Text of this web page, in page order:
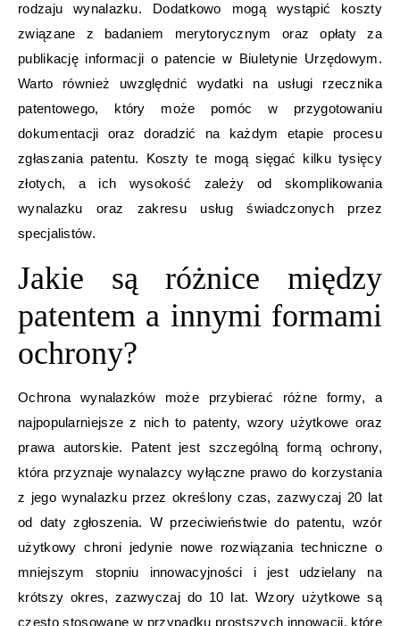
rodzaju wynalazku. Dodatkowo mogą wystąpić koszty
związane z badaniem merytorycznym oraz opłaty za
publikację informacji o patencie w Biuletynie Urzędowym.
Warto również uwzględnić wydatki na usługi rzecznika
patentowego, który może pomóc w przygotowaniu
dokumentacji oraz doradzić na każdym etapie procesu
zgłaszania patentu. Koszty te mogą sięgać kilku tysięcy
złotych, a ich wysokość zależy od skomplikowania
wynalazku oraz zakresu usług świadczonych przez
specjalistów.
Jakie są różnice między
patentem a innymi formami
ochrony?
Ochrona wynalazków może przybierać różne formy, a
najpopularniejsze z nich to patenty, wzory użytkowe oraz
prawa autorskie. Patent jest szczególną formą ochrony,
która przyznaje wynalazcy wyłączne prawo do korzystania
z jego wynalazku przez określony czas, zazwyczaj 20 lat
od daty zgłoszenia. W przeciwieństwie do patentu, wzór
użytkowy chroni jedynie nowe rozwiązania techniczne o
mniejszym stopniu innowacyjności i jest udzielany na
krótszy okres, zazwyczaj do 10 lat. Wzory użytkowe są
często stosowane w przypadku prostszych innowacji, które